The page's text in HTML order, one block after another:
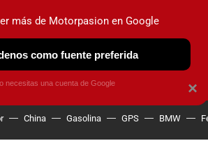
ELÉCTRICOS OBSERVATORIO
China Gasolina GPS BMW
×
más de Motorpasion en Google
como fuente preferida
necesitas una cuenta de Google